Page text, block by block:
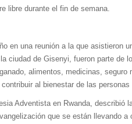
libre durante el fin de semana.
en una reunión a la que asistieron
ciudad de Gisenyi, fueron parte de
alimentos, medicinas, seguro
al bienestar de las
Adventista en Rwanda, describió
que se están llevando a